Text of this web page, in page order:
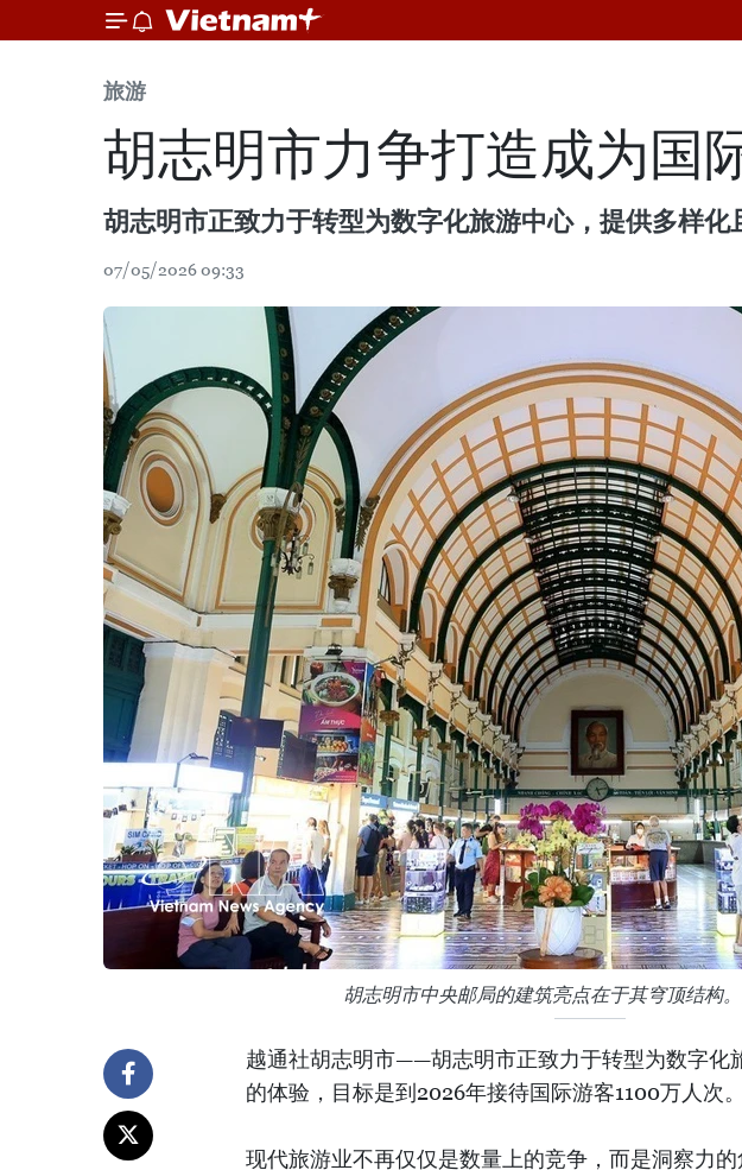
旅游
胡志明市力争打造成为国
胡志明市正致力于转型为数字化旅游中心，提供多样
07/05/2026 09:33
胡志明市中央邮局的建筑亮点在于其穹顶结构
越通社胡志明市——胡志明市正致力于转型为数字化
的体验，目标是到2026年接待国际游客1100万人次。
现代旅游业不再仅仅是数量上的竞争，而是洞察力